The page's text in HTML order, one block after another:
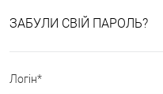
ЗАБУЛИ СВІЙ ПАРОЛЬ?
Логін*